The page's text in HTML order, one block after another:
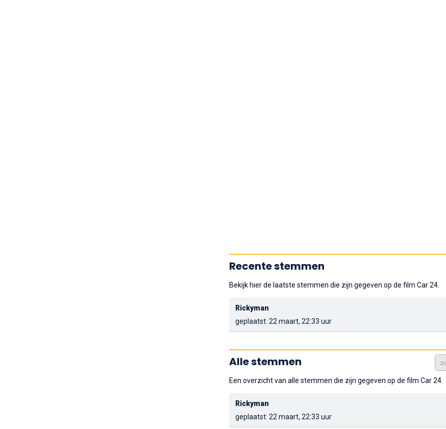
Recente stemmen
Bekijk hier de laatste stemmen die zijn gegeven op de film Car 24.
Rickyman
geplaatst: 22 maart, 22:33 uur
Alle stemmen
Een overzicht van alle stemmen die zijn gegeven op de film Car 24.
Rickyman
geplaatst: 22 maart, 22:33 uur